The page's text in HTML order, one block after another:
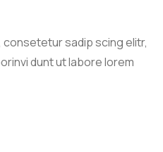
sadip scing elitr,
dunt ut labore lorem